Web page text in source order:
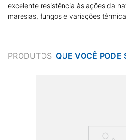
excelente resistência às ações da
maresias, fungos e variações
PRODUTOS